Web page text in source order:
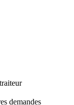
demandes